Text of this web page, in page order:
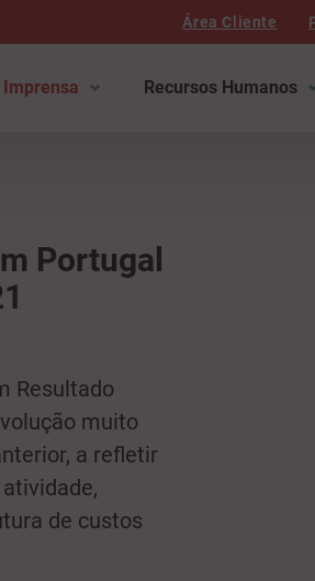
Área Cliente
Imprensa Recursos Humanos
Portugal
Resultado
muito
a refletir
de custos